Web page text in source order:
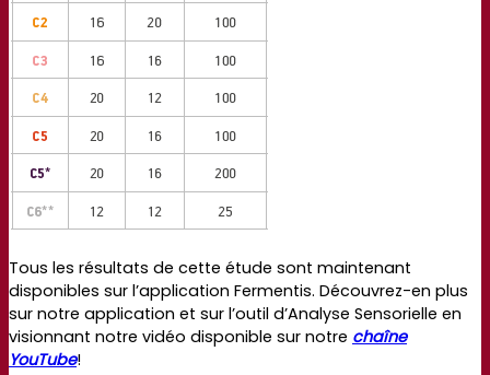
Tous les résultats de cette étude sont maintenant
disponibles sur l’application Fermentis. Découvrez-en plus
sur notre application et sur l’outil d’Analyse Sensorielle en
visionnant notre vidéo disponible sur notre chaîne
YouTube!